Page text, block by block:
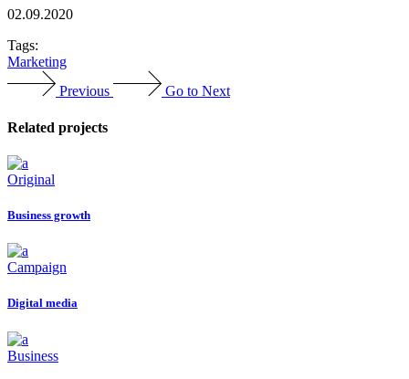
02.09.2020
Tags:
Marketing
Previous
Go to Next
Related projects
Original
Business growth
Campaign
Digital media
Business